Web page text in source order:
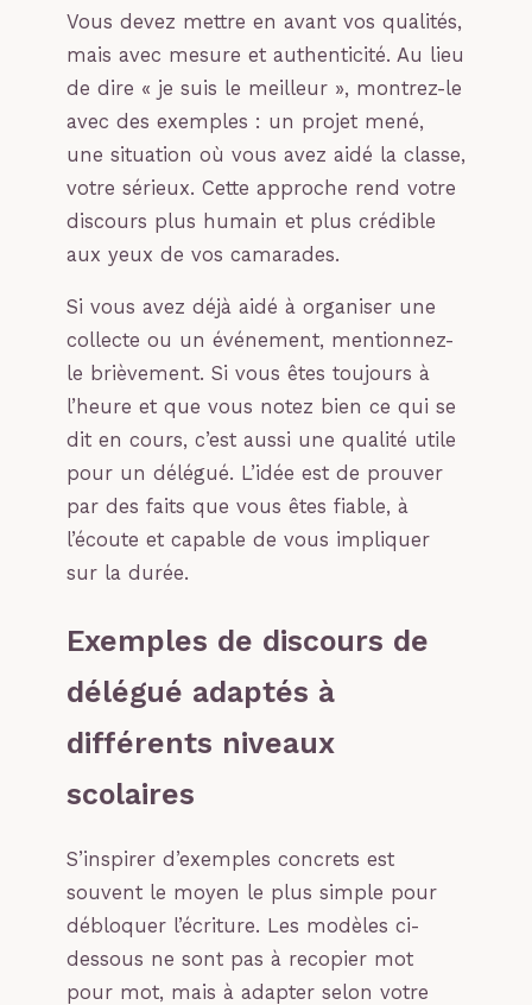
Vous devez mettre en avant vos qualités,
mais avec mesure et authenticité. Au lieu
de dire « je suis le meilleur », montrez-le
avec des exemples : un projet mené,
une situation où vous avez aidé la classe,
votre sérieux. Cette approche rend votre
discours plus humain et plus crédible
aux yeux de vos camarades.
Si vous avez déjà aidé à organiser une
collecte ou un événement, mentionnez-
le brièvement. Si vous êtes toujours à
l’heure et que vous notez bien ce qui se
dit en cours, c’est aussi une qualité utile
pour un délégué. L’idée est de prouver
par des faits que vous êtes fiable, à
l’écoute et capable de vous impliquer
sur la durée.
Exemples de discours de
délégué adaptés à
différents niveaux
scolaires
S’inspirer d’exemples concrets est
souvent le moyen le plus simple pour
débloquer l’écriture. Les modèles ci-
dessous ne sont pas à recopier mot
pour mot, mais à adapter selon votre